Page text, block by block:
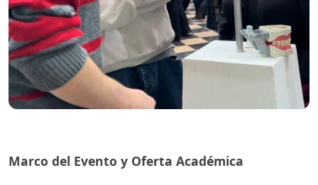
Marco del Evento y Oferta Académica